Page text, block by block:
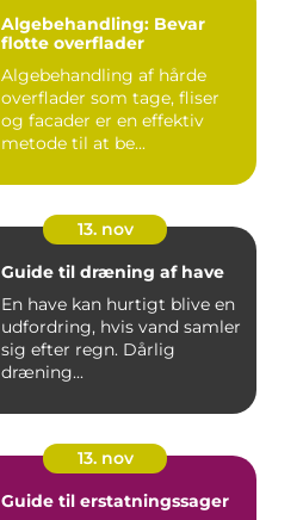
Algebehandling: Bevar
flotte overflader
Algebehandling af hårde
overflader som tage, fliser
og facader er en effektiv
metode til at be...
13. nov
Guide til dræning af have
En have kan hurtigt blive en
udfordring, hvis vand samler
sig efter regn. Dårlig
dræning...
13. nov
Guide til erstatningssager